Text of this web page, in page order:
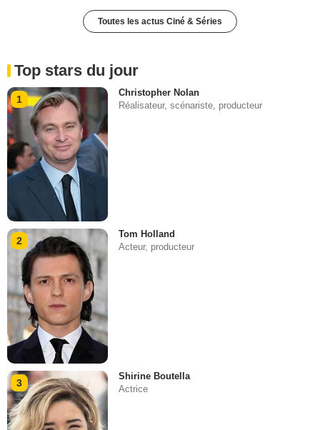
Toutes les actus Ciné & Séries
Top stars du jour
1
Christopher Nolan
Réalisateur, scénariste, producteur
2
Tom Holland
Acteur, producteur
3
Shirine Boutella
Actrice